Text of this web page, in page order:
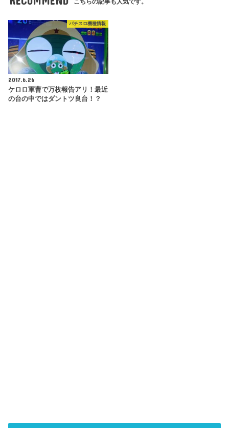
パチスロ機種情報
2017.6.26
ケロロ軍曹で万枚報告アリ！最近
の台の中ではダントツ良台！？